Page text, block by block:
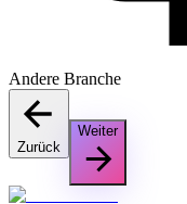
Andere Branche
Zurück
Weiter